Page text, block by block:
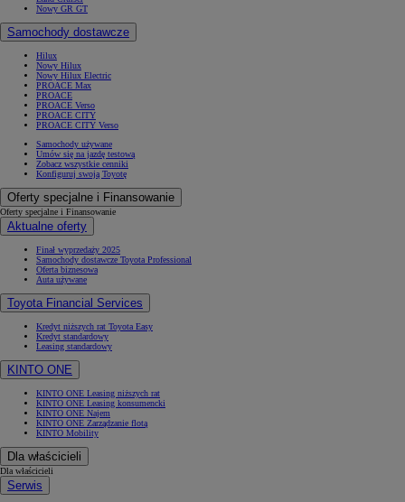
Nowy GR GT
Samochody dostawcze
Hilux
Nowy Hilux
Nowy Hilux Electric
PROACE Max
PROACE
PROACE Verso
PROACE CITY
PROACE CITY Verso
Samochody używane
Umów się na jazdę testową
Zobacz wszystkie cenniki
Konfiguruj swoją Toyotę
Oferty specjalne i Finansowanie
Oferty specjalne i Finansowanie
Aktualne oferty
Finał wyprzedaży 2025
Samochody dostawcze Toyota Professional
Oferta biznesowa
Auta używane
Toyota Financial Services
Kredyt niższych rat Toyota Easy
Kredyt standardowy
Leasing standardowy
KINTO ONE
KINTO ONE Leasing niższych rat
KINTO ONE Leasing konsumencki
KINTO ONE Najem
KINTO ONE Zarządzanie flotą
KINTO Mobility
Dla właścicieli
Dla właścicieli
Serwis